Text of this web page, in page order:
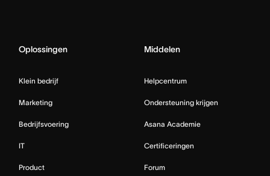
Oplossingen
Klein bedrijf
Marketing
Bedrijfsvoering
IT
Product
Middelen
Helpcentrum
Ondersteuning krijgen
Asana Academie
Certificeringen
Forum